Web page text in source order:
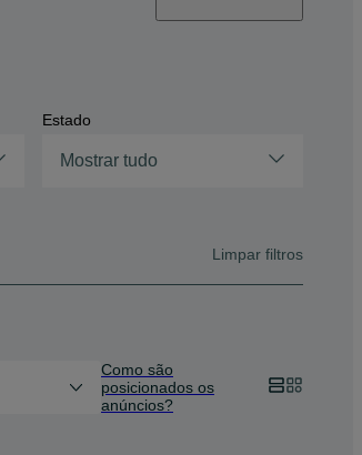
Estado
Mostrar tudo
Limpar filtros
Como são
posicionados os
anúncios?